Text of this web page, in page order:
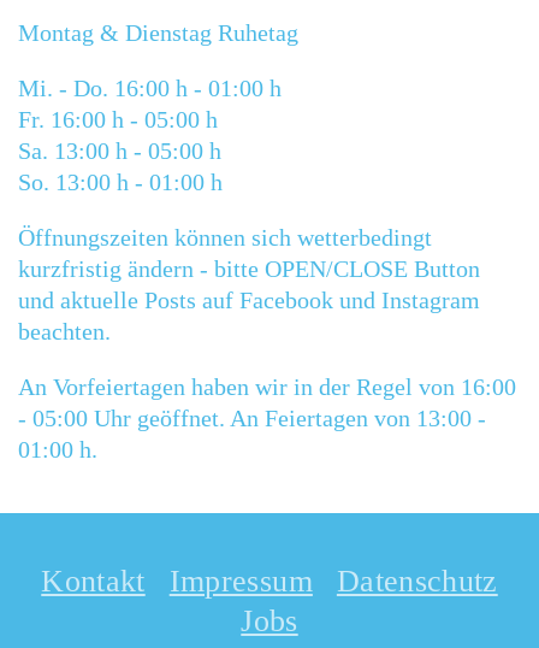
Montag & Dienstag Ruhetag
Mi. - Do. 16:00 h - 01:00 h
Fr. 16:00 h - 05:00 h
Sa. 13:00 h - 05:00 h
So. 13:00 h - 01:00 h
Öffnungszeiten können sich wetterbedingt
kurzfristig ändern - bitte OPEN/CLOSE Button
und aktuelle Posts auf Facebook und Instagram
beachten.
An Vorfeiertagen haben wir in der Regel von 16:00
- 05:00 Uhr geöffnet. An Feiertagen von 13:00 -
01:00 h.
Kontakt Impressum
Datenschutz
Jobs